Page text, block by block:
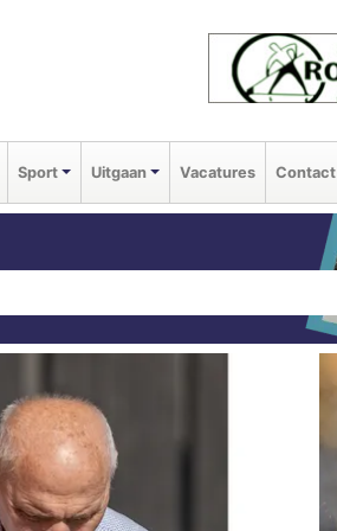
Sport Uitgaan Vacatures Contact